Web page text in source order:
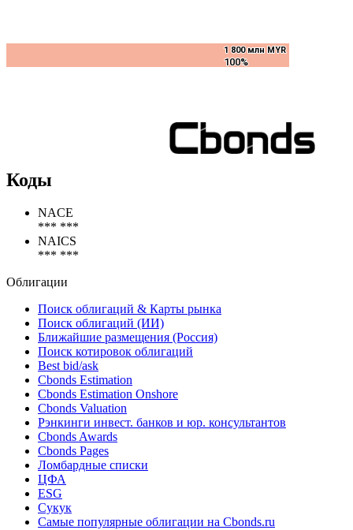
1 800 млн MYR
100%
1 800 млн MYR
100%
Коды
NACE
*** ***
NAICS
*** ***
Облигации
Поиск облигаций & Карты рынка
Поиск облигаций (ИИ)
Ближайшие размещения (Россия)
Поиск котировок облигаций
Best bid/ask
Cbonds Estimation
Cbonds Estimation Onshore
Cbonds Valuation
Рэнкинги инвест. банков и юр. консультантов
Cbonds Awards
Cbonds Pages
Ломбардные списки
ЦФА
ESG
Сукук
Самые популярные облигации на Cbonds.ru